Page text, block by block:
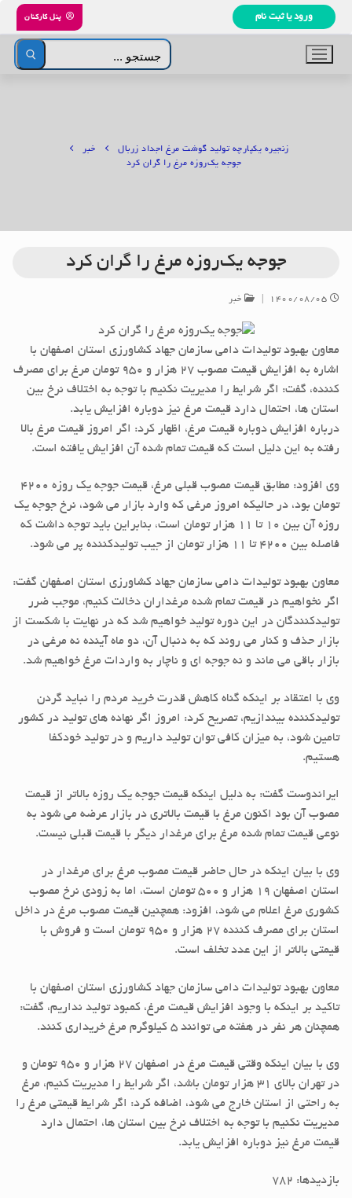
پرش
محتوا
ورود یا ثبت نام پنل کارکنان
جستجو
برای:
زنجیره یکپارچه تولید گوشت مرغ اجداد زربال
خبر
جوجه یک‌روزه مرغ را گران کرد
جوجه یک‌روزه مرغ را گران کرد
۱۴۰۰/۰۸/۰۵ خبر
معاون بهبود تولیدات دامی سازمان جهاد کشاورزی استان اصفهان با
اشاره به افزایش قیمت مصوب ۲۷ هزار و ۹۵۰ تومان مرغ برای مصرف
کننده، گفت: اگر شرایط را مدیریت نکنیم با توجه به اختلاف نرخ بین
استان ها، احتمال دارد قیمت مرغ نیز دوباره افزایش یابد.
درباره افزایش دوباره قیمت مرغ، اظهار کرد: اگر امروز قیمت مرغ بالا
رفته به این دلیل است که قیمت تمام شده آن افزایش یافته است.
وی افزود: مطابق قیمت مصوب قبلی مرغ، قیمت جوجه یک روزه ۴۲۰۰
تومان بود، در حالیکه امروز مرغی که وارد بازار می شود، نرخ جوجه یک
روزه آن بین ۱۰ تا ۱۱ هزار تومان است، بنابراین باید توجه داشت که
فاصله بین ۴۲۰۰ تا ۱۱ هزار تومان از جیب تولیدکننده پر می شود.
معاون بهبود تولیدات دامی سازمان جهاد کشاورزی استان اصفهان گفت:
اگر نخواهیم در قیمت تمام شده مرغداران دخالت کنیم، موجب ضرر
تولیدکنندگان در این دوره تولید خواهیم شد که در نهایت با شکست از
بازار حذف و کنار می روند که به دنبال آن، دو ماه آینده نه مرغی در
بازار باقی می ماند و نه جوجه ای و ناچار به واردات مرغ خواهیم شد.
وی با اعتقاد بر اینکه گناه کاهش قدرت خرید مردم را نباید گردن
تولیدکننده بیندازیم، تصریح کرد: امروز اگر نهاده های تولید در کشور
تامین شود، به میزان کافی توان تولید داریم و در تولید خودکفا
هستیم.
ایراندوست گفت: به دلیل اینکه قیمت جوجه یک روزه بالاتر از قیمت
مصوب آن بود اکنون مرغ با قیمت بالاتری در بازار عرضه می شود به
نوعی قیمت تمام شده مرغ برای مرغدار دیگر با قیمت قبلی نیست.
وی با بیان اینکه در حال حاضر قیمت مصوب مرغ برای مرغدار در
استان اصفهان ۱۹ هزار و ۵۰۰ تومان است، اما به زودی نرخ مصوب
کشوری مرغ اعلام می شود، افزود: همچنین قیمت مصوب مرغ در داخل
استان برای مصرف کننده ۲۷ هزار و ۹۵۰ تومان است و فروش با
قیمتی بالاتر از این عدد تخلف است.
معاون بهبود تولیدات دامی سازمان جهاد کشاورزی استان اصفهان با
تاکید بر اینکه با وجود افزایش قیمت مرغ، کمبود تولید نداریم، گفت:
همچنان هر نفر در هفته می توانند ۵ کیلوگرم مرغ خریداری کنند.
وی با بیان اینکه وقتی قیمت مرغ در اصفهان ۲۷ هزار و ۹۵۰ تومان و
در تهران بالای ۳۱ هزار تومان باشد، اگر شرایط را مدیریت کنیم، مرغ
به راحتی از استان خارج می شود، اضافه کرد: اگر شرایط قیمتی مرغ را
مدیریت نکنیم با توجه به اختلاف نرخ بین استان ها، احتمال دارد
قیمت مرغ نیز دوباره افزایش یابد.
بازدیدها: ۷۸۲